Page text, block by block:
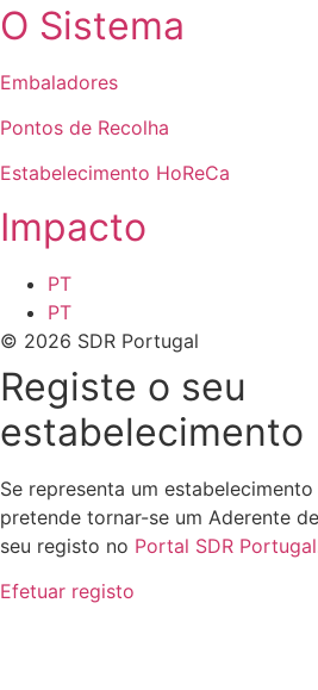
O Sistema
Embaladores
Pontos de Recolha
Estabelecimento HoReCa
Impacto
PT
PT
© 2026 SDR Portugal
Registe o seu
estabelecimento
Se representa um
pretende tornar-se um Aderente
seu registo no Portal SDR Portugal
Efetuar registo